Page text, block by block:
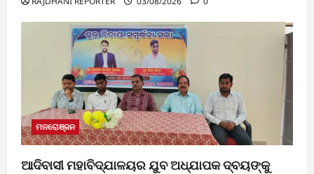
ମନରୋଞ୍ଜନ
ଆଦିବାସୀ ମହାବିଦ୍ଯାଳୟର ଯୁବ ଅଧ୍ଯାପକ ଦ୍ବୟଙ୍କୁ